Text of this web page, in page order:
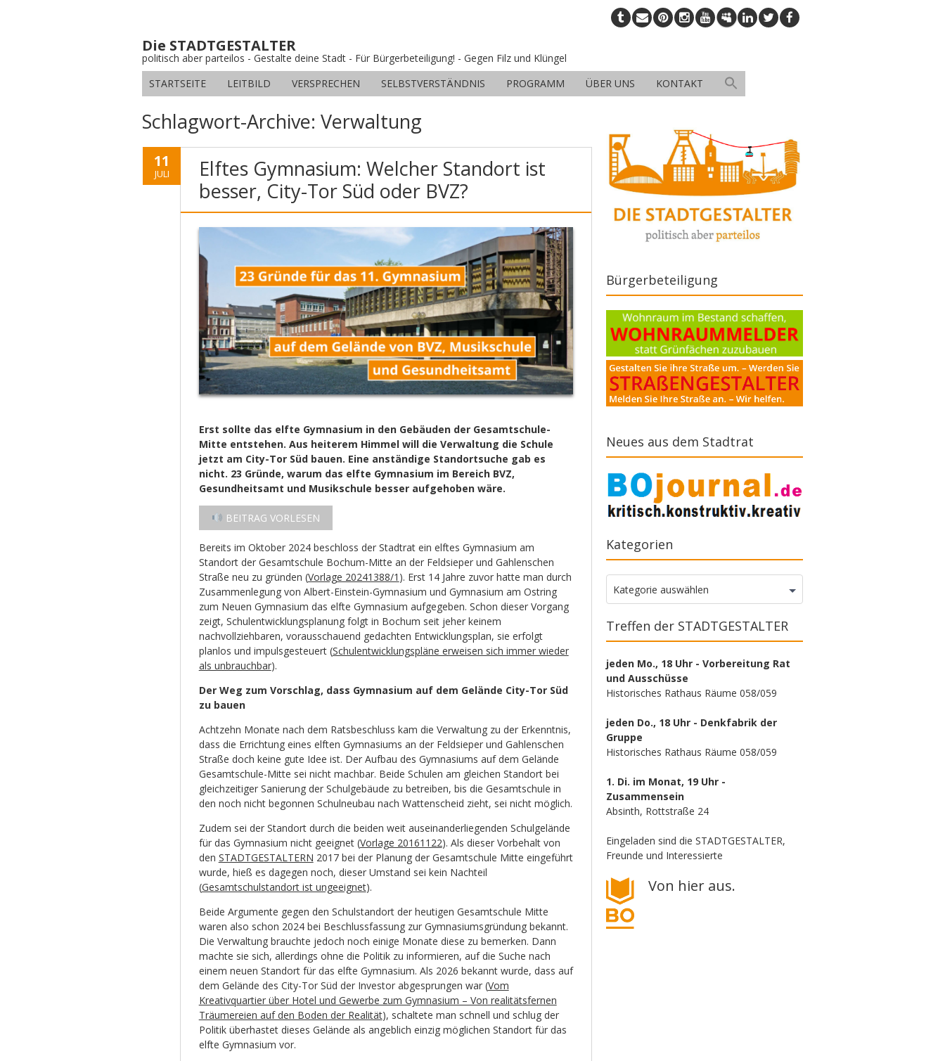
Die STADTGESTALTER
politisch aber parteilos - Gestalte deine Stadt - Für Bürgerbeteiligung! - Gegen Filz und Klüngel
STARTSEITE
LEITBILD VERSPRECHEN SELBSTVERSTÄNDNIS PROGRAMM ÜBER UNS KONTAKT
Schlagwort-Archive: Verwaltung
11
JULI
Elftes Gymnasium: Welcher Standort ist
besser, City-Tor Süd oder BVZ?
Erst sollte das elfte Gymnasium in den Gebäuden der Gesamtschule-
Mitte entstehen. Aus heiterem Himmel will die Verwaltung die Schule
jetzt am City-Tor Süd bauen. Eine anständige Standortsuche gab es
nicht. 23 Gründe, warum das elfte Gymnasium im Bereich BVZ,
Gesundheitsamt und Musikschule besser aufgehoben wäre.
BEITRAG VORLESEN
Bereits im Oktober 2024 beschloss der Stadtrat ein elftes Gymnasium am
Standort der Gesamtschule Bochum-Mitte an der Feldsieper und Gahlenschen
Straße neu zu gründen (Vorlage 20241388/1 ). Erst 14 Jahre zuvor hatte man durch
Zusammenlegung von Albert-Einstein-Gymnasium und Gymnasium am Ostring
zum Neuen Gymnasium das elfte Gymnasium aufgegeben. Schon dieser Vorgang
zeigt, Schulentwicklungsplanung folgt in Bochum seit jeher keinem
nachvollziehbaren, vorausschauend gedachten Entwicklungsplan, sie erfolgt
planlos und impulsgesteuert (Schulentwicklungspläne erweisen sich immer wieder
als unbrauchbar).
Der Weg zum Vorschlag, dass Gymnasium auf dem Gelände City-Tor Süd
zu bauen
Achtzehn Monate nach dem Ratsbeschluss kam die Verwaltung zu der Erkenntnis,
dass die Errichtung eines elften Gymnasiums an der Feldsieper und Gahlenschen
Straße doch keine gute Idee ist. Der Aufbau des Gymnasiums auf dem Gelände
Gesamtschule-Mitte sei nicht machbar. Beide Schulen am gleichen Standort bei
gleichzeitiger Sanierung der Schulgebäude zu betreiben, bis die Gesamtschule in
den noch nicht begonnen Schulneubau nach Wattenscheid zieht, sei nicht möglich.
Zudem sei der Standort durch die beiden weit auseinanderliegenden Schulgelände
für das Gymnasium nicht geeignet (Vorlage 20161122). Als dieser Vorbehalt von
den STADTGESTALTERN 2017 bei der Planung der Gesamtschule Mitte eingeführt
wurde, hieß es dagegen noch, dieser Umstand sei kein Nachteil
(Gesamtschulstandort ist ungeeignet).
Beide Argumente gegen den Schulstandort der heutigen Gesamtschule Mitte
waren also schon 2024 bei Beschlussfassung zur Gymnasiumsgründung bekannt.
Die Verwaltung brauchte jedoch noch einige Monate diese zu bemerken. Dann
machte sie sich, allerdings ohne die Politik zu informieren, auf die Suche nach
einem neuen Standort für das elfte Gymnasium. Als 2026 bekannt wurde, dass auf
dem Gelände des City-Tor Süd der Investor abgesprungen war (Vom
Kreativquartier über Hotel und Gewerbe zum Gymnasium – Von realitätsfernen
Träumereien auf den Boden der Realität), schaltete man schnell und schlug der
Politik überhastet dieses Gelände als angeblich einzig möglichen Standort für das
elfte Gymnasium vor.
Bürgerbeteiligung
Neues aus dem Stadtrat
Kategorien
Kategorien
Kategorie auswählen
Treffen der STADTGESTALTER
jeden Mo., 18 Uhr - Vorbereitung Rat
und Ausschüsse
Historisches Rathaus Räume 058/059
jeden Do., 18 Uhr - Denkfabrik der
Gruppe
Historisches Rathaus Räume 058/059
1. Di. im Monat, 19 Uhr -
Zusammensein
Absinth, Rottstraße 24
Eingeladen sind die STADTGESTALTER,
Freunde und Interessierte
Von hier aus.